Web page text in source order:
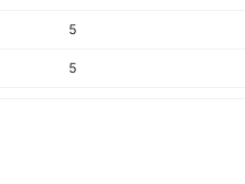
5
5